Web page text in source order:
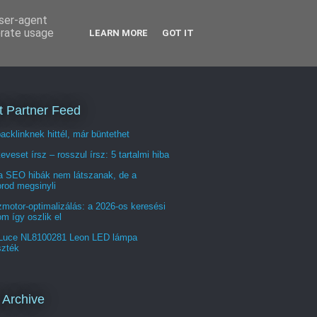
Partner Feed
hittél, már büntethet
írsz – rosszul írsz: 5 tartalmi hiba
SEO hibák nem látszanak, de a
megsinyli
optimalizálás: a 2026-os keresési
így oszlik el
NL8100281 Leon LED lámpa
Archive
agent
usage
LEARN MORE GOT IT